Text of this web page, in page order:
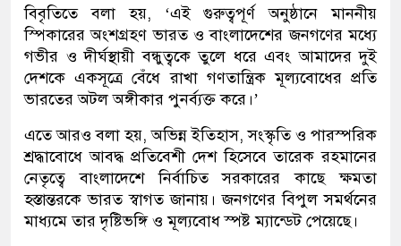
বিবৃতিতে বলা হয়, ‘এই গুরুত্বপূর্ণ অনুষ্ঠানে মাননীয়
স্পিকারের অংশগ্রহণ ভারত ও বাংলাদেশের জনগণের মধ্যে
গভীর ও দীর্ঘস্থায়ী বন্ধুত্বকে তুলে ধরে এবং আমাদের দুই
দেশকে একসূত্রে বেঁধে রাখা গণতান্ত্রিক মূল্যবোধের প্রতি
ভারতের অটল অঙ্গীকার পুনর্ব্যক্ত করে।’
এতে আরও বলা হয়, অভিন্ন ইতিহাস, সংস্কৃতি ও পারস্পরিক
শ্রদ্ধাবোধে আবদ্ধ প্রতিবেশী দেশ হিসেবে তারেক রহমানের
নেতৃত্বে বাংলাদেশে নির্বাচিত সরকারের কাছে ক্ষমতা
হস্তান্তরকে ভারত স্বাগত জানায়। জনগণের বিপুল সমর্থনের
মাধ্যমে তার দৃষ্টিভঙ্গি ও মূল্যবোধ স্পষ্ট ম্যান্ডেট পেয়েছে।